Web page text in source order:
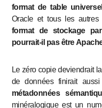
format de table universel
Oracle et tous les autres
format de stockage
pourrait-il pas être
Le zéro copie deviendrait
de données finirait
métadonnées
minéralogique est un